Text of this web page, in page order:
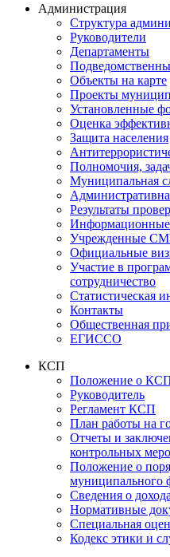
Администрация
Структура
Руководители
Департаменты
Объекты на карте
Проекты
Установленные
Оценка
Защита населения
Полномочия,
Муниципальная
Результаты
Учрежденные
Официальные
Участие в
сотрудничество
Статистическая
Контакты
Общественная
ЕГИССО
КСП
Положение о
Руководитель
Регламент КСП
План работы на
Отчеты и
контрольных
Положение о
муниципального
Сведения о
Нормативные
Специальная
Кодекс этики и